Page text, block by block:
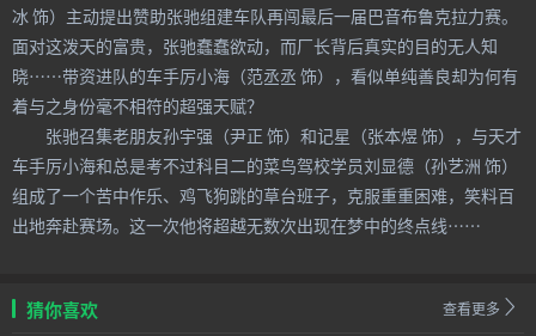
冰 饰）主动提出赞助张驰组建车队再闯最后一届巴音布鲁克拉力赛。
面对这泼天的富贵，张驰蠢蠢欲动，而厂长背后真实的目的无人知
晓……带资进队的车手厉小海（范丞丞 饰），看似单纯善良却为何有
着与之身份毫不相符的超强天赋？
张驰召集老朋友孙宇强（尹正 饰）和记星（张本煜 饰），与天才
车手厉小海和总是考不过科目二的菜鸟驾校学员刘显德（孙艺洲 饰）
组成了一个苦中作乐、鸡飞狗跳的草台班子，克服重重困难，笑料百
出地奔赴赛场。这一次他将超越无数次出现在梦中的终点线……
猜你喜欢 查看更多